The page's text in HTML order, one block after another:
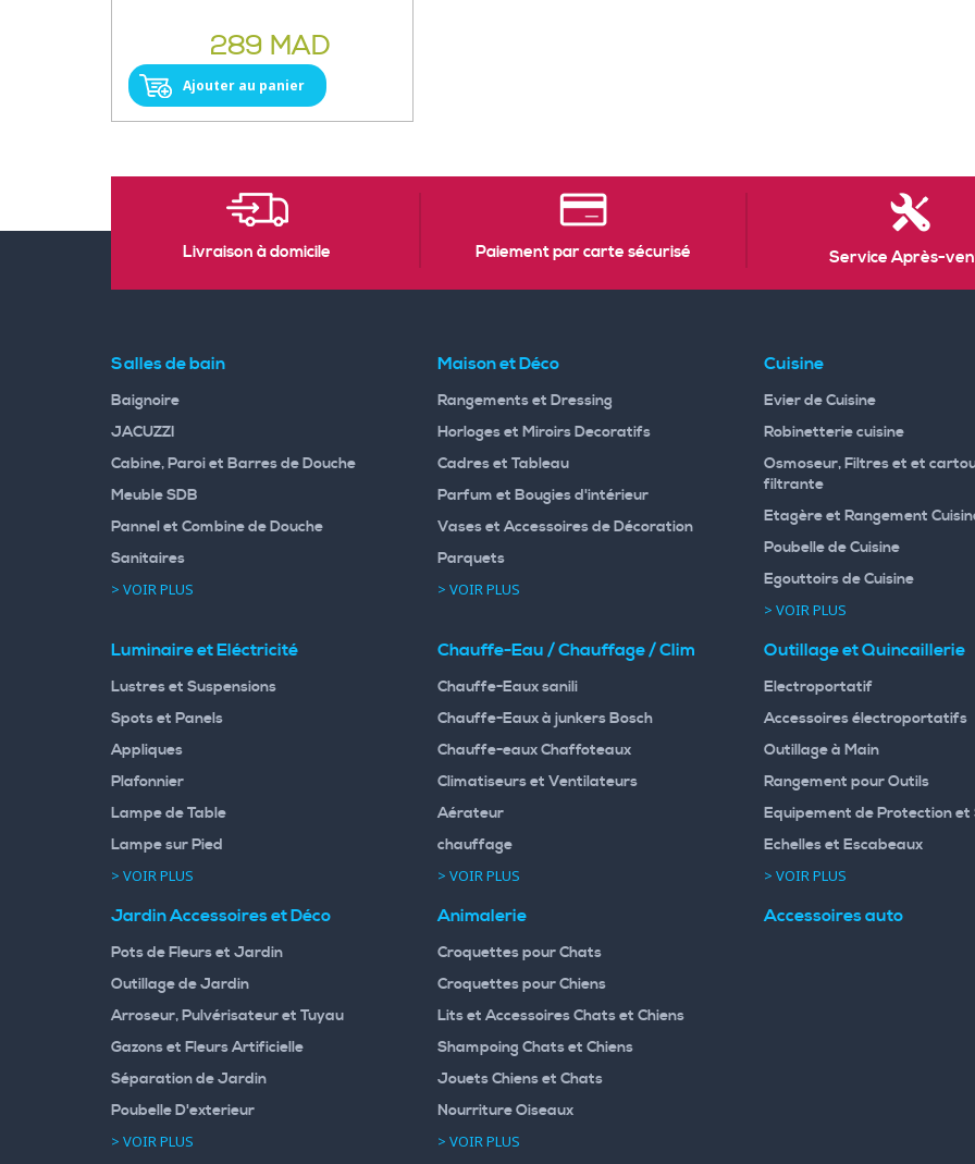
289 MAD
Ajouter au panier
Livraison à domicile Paiement par carte sécurisé Service Après-
Salles de bain
Baignoire
JACUZZI
Cabine, Paroi et Barres de Douche
Meuble SDB
Pannel et Combine de Douche
Sanitaires
> VOIR PLUS
Maison et Déco
Rangements et Dressing
Horloges et Miroirs Decoratifs
Cadres et Tableau
Parfum et Bougies d'intérieur
Vases et Accessoires de Décoration
Parquets
> VOIR PLUS
Cuisine
Evier de Cuisine
Robinetterie cuisine
Osmoseur, Filtres et et
filtrante
Etagère et Rangement
Poubelle de Cuisine
Egouttoirs de Cuisine
> VOIR PLUS
Luminaire et Eléctricité
Lustres et Suspensions
Spots et Panels
Appliques
Plafonnier
Lampe de Table
Lampe sur Pied
> VOIR PLUS
Chauffe-Eau / Chauffage / Clim
Chauffe-Eaux sanili
Chauffe-Eaux à junkers Bosch
Chauffe-eaux Chaffoteaux
Climatiseurs et Ventilateurs
Aérateur
chauffage
> VOIR PLUS
Outillage et Quincaillerie
Electroportatif
Accessoires électroportatifs
Outillage à Main
Rangement pour Outils
Equipement de Protection et
Echelles et Escabeaux
> VOIR PLUS
Jardin Accessoires et Déco
Pots de Fleurs et Jardin
Outillage de Jardin
Arroseur, Pulvérisateur et Tuyau
Gazons et Fleurs Artificielle
Séparation de Jardin
Poubelle D'exterieur
> VOIR PLUS
Animalerie
Croquettes pour Chats
Croquettes pour Chiens
Lits et Accessoires Chats et Chiens
Shampoing Chats et Chiens
Jouets Chiens et Chats
Nourriture Oiseaux
> VOIR PLUS
Accessoires auto